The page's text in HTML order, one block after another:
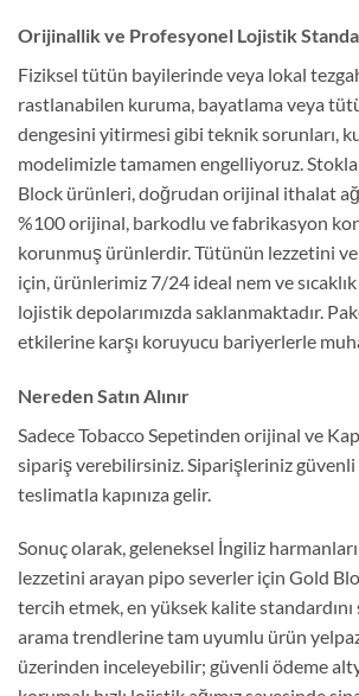
Orijinallik ve Profesyonel Lojistik
Fiziksel tütün bayilerinde veya lokal
rastlanabilen kuruma, bayatlama veya
dengesini yitirmesi gibi teknik sorunları,
modelimizle tamamen engelliyoruz.
Block ürünleri, doğrudan orijinal ithalat
%100 orijinal, barkodlu ve fabrikasyon
korunmuş ürünlerdir. Tütünün lezzetini
için, ürünlerimiz 7/24 ideal nem ve
lojistik depolarımızda saklanmaktadır.
etkilerine karşı koruyucu bariyerlerle
Nereden Satın Alınır
Sadece Tobacco Sepetinden orijinal ve
sipariş verebilirsiniz. Siparişleriniz güvenli
teslimatla kapınıza gelir.
Sonuç olarak, geleneksel İngiliz
lezzetini arayan pipo severler için Gold
tercih etmek, en yüksek kalite
arama trendlerine tam uyumlu ürün
üzerinden inceleyebilir; güvenli ödeme